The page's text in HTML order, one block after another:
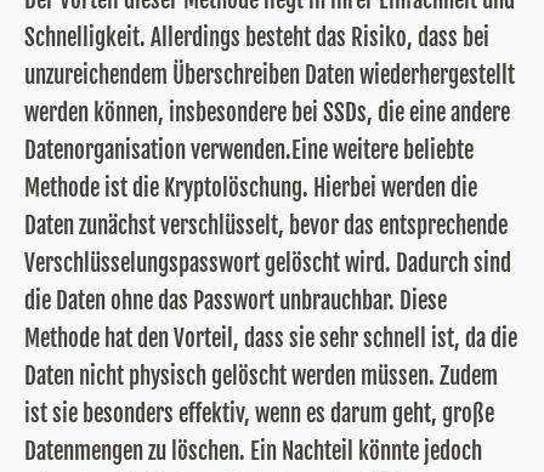
Schnelligkeit. Allerdings besteht das Risiko, dass bei
unzureichendem Überschreiben Daten wiederhergestellt
werden können, insbesondere bei SSDs, die eine andere
Datenorganisation verwenden.Eine weitere beliebte
Methode ist die Kryptolöschung. Hierbei werden die
Daten zunächst verschlüsselt, bevor das entsprechende
Verschlüsselungspasswort gelöscht wird. Dadurch sind
die Daten ohne das Passwort unbrauchbar. Diese
Methode hat den Vorteil, dass sie sehr schnell ist, da die
Daten nicht physisch gelöscht werden müssen. Zudem
ist sie besonders effektiv, wenn es darum geht, große
Datenmengen zu löschen. Ein Nachteil könnte jedoch